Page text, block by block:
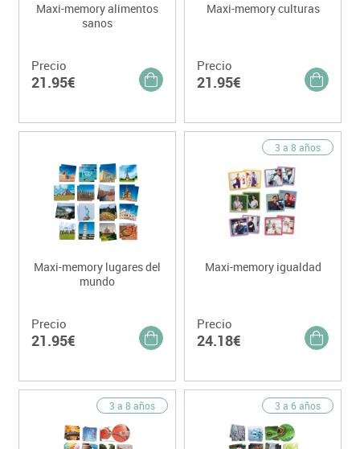
Maxi-memory alimentos
sanos
Precio
21.95€
Maxi-memory culturas
Precio
21.95€
Maxi-memory lugares del
mundo
Precio
21.95€
3 a 8 años
Maxi-memory igualdad
Precio
24.18€
3 a 8 años 3 a 6 años